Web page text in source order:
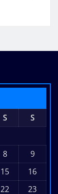
S
S
8
9
15
16
22
23